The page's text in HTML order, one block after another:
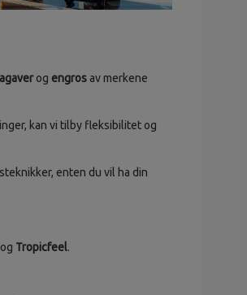
og engrosav merkene
kan vi tilby fleksibilitet og
enten du vil ha din
Tropicfeel.